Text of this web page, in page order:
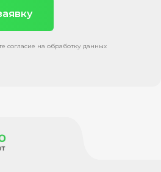
согласие на обработку данных